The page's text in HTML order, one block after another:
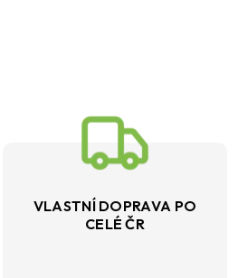
VLASTNÍ DOPRAVA PO
CELÉ ČR